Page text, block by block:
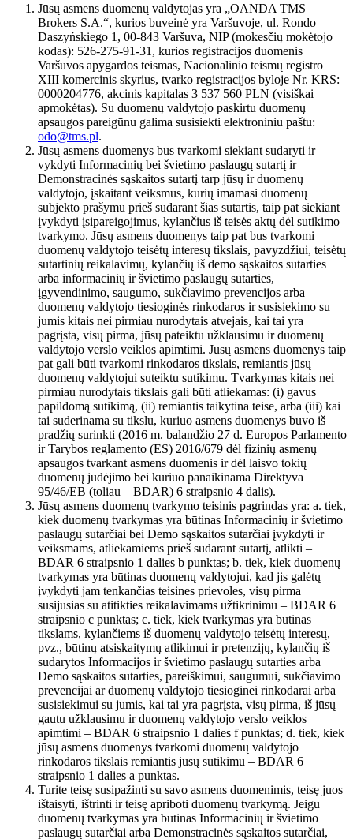
Jūsų asmens duomenų valdytojas yra „OANDA TMS
Brokers S.A.“, kurios buveinė yra Varšuvoje, ul. Rondo
Daszyńskiego 1, 00-843 Varšuva, NIP (mokesčių mokėtojo
kodas): 526-275-91-31, kurios registracijos duomenis
Varšuvos apygardos teismas, Nacionalinio teismų registro
XIII komercinis skyrius, tvarko registracijos byloje Nr. KRS:
0000204776, akcinis kapitalas 3 537 560 PLN (visiškai
apmokėtas). Su duomenų valdytojo paskirtu duomenų
apsaugos pareigūnu galima susisiekti elektroniniu paštu:
odo@tms.pl.
Jūsų asmens duomenys bus tvarkomi siekiant sudaryti ir
vykdyti Informacinių bei švietimo paslaugų sutartį ir
Demonstracinės sąskaitos sutartį tarp jūsų ir duomenų
valdytojo, įskaitant veiksmus, kurių imamasi duomenų
subjekto prašymu prieš sudarant šias sutartis, taip pat siekiant
įvykdyti įsipareigojimus, kylančius iš teisės aktų dėl sutikimo
tvarkymo. Jūsų asmens duomenys taip pat bus tvarkomi
duomenų valdytojo teisėtų interesų tikslais, pavyzdžiui, teisėtų
sutartinių reikalavimų, kylančių iš demo sąskaitos sutarties
arba informacinių ir švietimo paslaugų sutarties,
įgyvendinimo, saugumo, sukčiavimo prevencijos arba
duomenų valdytojo tiesioginės rinkodaros ir susisiekimo su
jumis kitais nei pirmiau nurodytais atvejais, kai tai yra
pagrįsta, visų pirma, jūsų pateiktu užklausimu ir duomenų
valdytojo verslo veiklos apimtimi. Jūsų asmens duomenys taip
pat gali būti tvarkomi rinkodaros tikslais, remiantis jūsų
duomenų valdytojui suteiktu sutikimu. Tvarkymas kitais nei
pirmiau nurodytais tikslais gali būti atliekamas: (i) gavus
papildomą sutikimą, (ii) remiantis taikytina teise, arba (iii) kai
tai suderinama su tikslu, kuriuo asmens duomenys buvo iš
pradžių surinkti (2016 m. balandžio 27 d. Europos Parlamento
ir Tarybos reglamento (ES) 2016/679 dėl fizinių asmenų
apsaugos tvarkant asmens duomenis ir dėl laisvo tokių
duomenų judėjimo bei kuriuo panaikinama Direktyva
95/46/EB (toliau – BDAR) 6 straipsnio 4 dalis).
Jūsų asmens duomenų tvarkymo teisinis pagrindas yra: a. tiek,
kiek duomenų tvarkymas yra būtinas Informacinių ir švietimo
paslaugų sutarčiai bei Demo sąskaitos sutarčiai įvykdyti ir
veiksmams, atliekamiems prieš sudarant sutartį, atlikti –
BDAR 6 straipsnio 1 dalies b punktas; b. tiek, kiek duomenų
tvarkymas yra būtinas duomenų valdytojui, kad jis galėtų
įvykdyti jam tenkančias teisines prievoles, visų pirma
susijusias su atitikties reikalavimams užtikrinimu – BDAR 6
straipsnio c punktas; c. tiek, kiek tvarkymas yra būtinas
tikslams, kylančiems iš duomenų valdytojo teisėtų interesų,
pvz., būtinų atsiskaitymų atlikimui ir pretenzijų, kylančių iš
sudarytos Informacijos ir švietimo paslaugų sutarties arba
Demo sąskaitos sutarties, pareiškimui, saugumui, sukčiavimo
prevencijai ar duomenų valdytojo tiesioginei rinkodarai arba
susisiekimui su jumis, kai tai yra pagrįsta, visų pirma, iš jūsų
gautu užklausimu ir duomenų valdytojo verslo veiklos
apimtimi – BDAR 6 straipsnio 1 dalies f punktas; d. tiek, kiek
jūsų asmens duomenys tvarkomi duomenų valdytojo
rinkodaros tikslais remiantis jūsų sutikimu – BDAR 6
straipsnio 1 dalies a punktas.
Turite teisę susipažinti su savo asmens duomenimis, teisę juos
ištaisyti, ištrinti ir teisę apriboti duomenų tvarkymą. Jeigu
duomenų tvarkymas yra būtinas Informacinių ir švietimo
paslaugų sutarčiai arba Demonstracinės sąskaitos sutarčiai,